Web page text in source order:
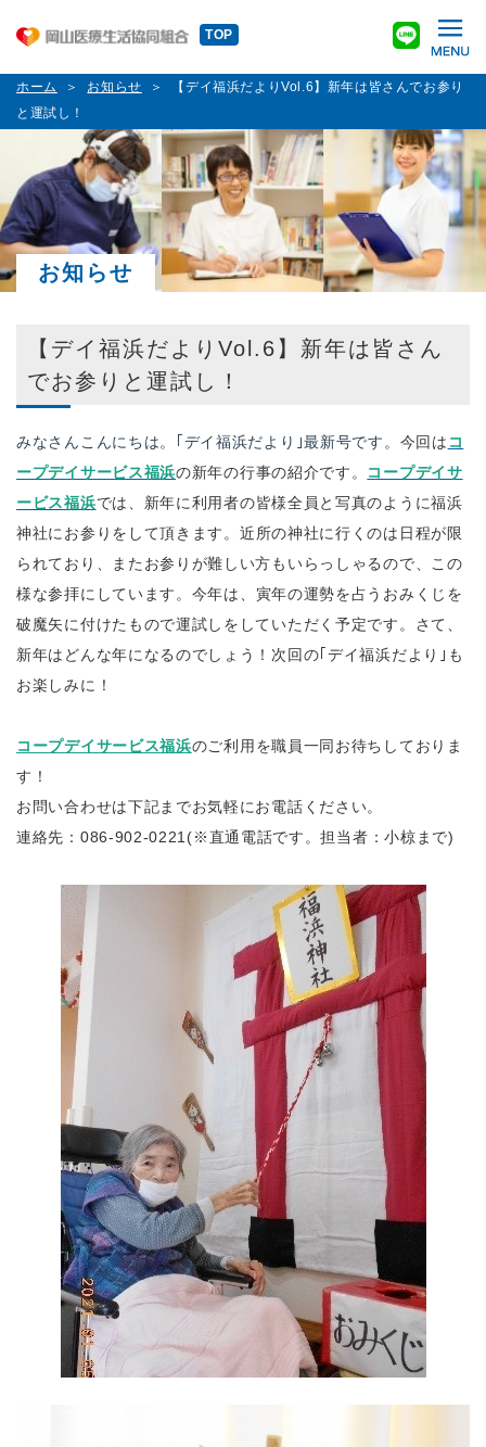
TOP
ホーム お知らせ
【デイ福浜だよりVol.6】新年は皆さんでお参り
と運試し！
お知らせ
【デイ福浜だよりVol.6】新年は皆さん
でお参りと運試し！
みなさんこんにちは。｢デイ福浜だより｣最新号です。 今回は コ
ープデイサービス福浜の新年の行事の紹介です。 コープデイサ
ービス福浜では、 新年に利用者の皆様全員と写真のように福浜
神社にお参りをして頂きます。 近所の神社に行くのは日程が限
られており、またお参りが難しい方もいらっしゃるので、この
様な参拝にしています。 今年は、寅年の運勢を占うおみくじを
破魔矢に付けたもので運試しをしていただく予定です。さて、
新年はどんな年になるのでしょう！ 次回の｢デイ福浜だより｣も
お楽しみに！
コープデイサービス福浜のご利用を職員一同お待ちしておりま
す！
お問い合わせは下記までお気軽にお電話ください。
連絡先：086-902-0221(※直通電話です。担当者：小椋まで)